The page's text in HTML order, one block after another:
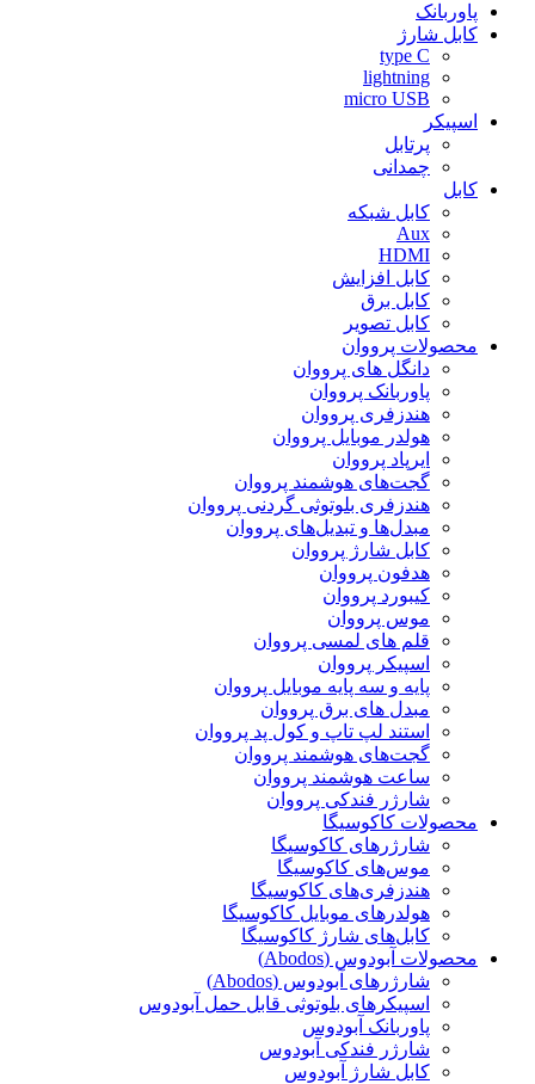
پاوربانک
کابل شارژ
type C
lightning
micro USB
اسپیکر
پرتابل
چمدانی
کابل
کابل شبکه
Aux
HDMI
کابل افزایش
کابل برق
کابل تصویر
محصولات پرووان
دانگل های پرووان
پاوربانک پرووان
هندزفری پرووان
هولدر موبایل پرووان
ایرپاد پرووان
گجت‌های هوشمند پرووان
هندزفری بلوتوثی گردنی پرووان
مبدل‌ها و تبدیل‌های پرووان
کابل شارژ پرووان
هدفون پرووان
کیبورد پرووان
موس پرووان
قلم های لمسی پرووان
اسپیکر پرووان
پایه و سه پایه موبایل پرووان
مبدل های برق پرووان
استند لپ تاپ و کول پد پرووان
گجت‌های هوشمند پرووان
ساعت هوشمند پرووان
شارژر فندکی پرووان
محصولات کاکوسیگا
شارژرهای کاکوسیگا
موس‌های کاکوسیگا
هندزفری‌های کاکوسیگا
هولدرهای موبایل کاکوسیگا
کابل‌های شارژ کاکوسیگا
محصولات آبودوس (Abodos)
شارژرهای آبودوس (Abodos)
اسپیکرهای بلوتوثی قابل حمل آبودوس
پاوربانک آبودوس
شارژر فندکی آبودوس
کابل شارژ آبودوس